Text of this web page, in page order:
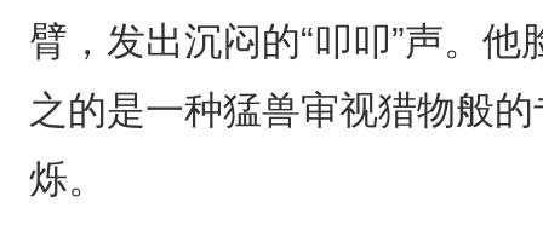
臂，发出沉闷的“叩叩”声。
之的是一种猛兽审视猎物般
烁。